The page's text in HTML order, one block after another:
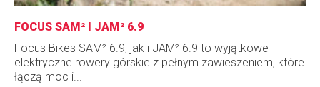
FOCUS SAM² I JAM² 6.9
Focus Bikes SAM² 6.9, jak i JAM² 6.9 to wyjątkowe
elektryczne rowery górskie z pełnym zawieszeniem, które
łączą moc i...